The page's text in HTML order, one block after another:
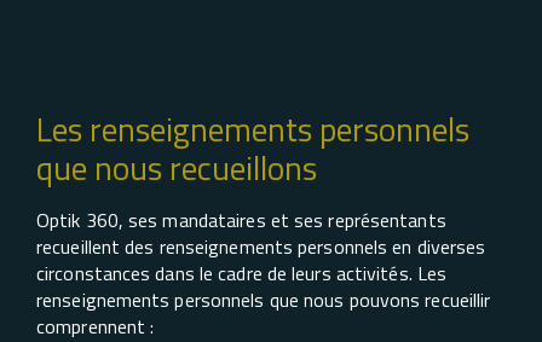
Les renseignements personnels
que nous recueillons
Optik 360, ses mandataires et ses représentants
recueillent des renseignements personnels en diverses
circonstances dans le cadre de leurs activités. Les
renseignements personnels que nous pouvons recueillir
comprennent :